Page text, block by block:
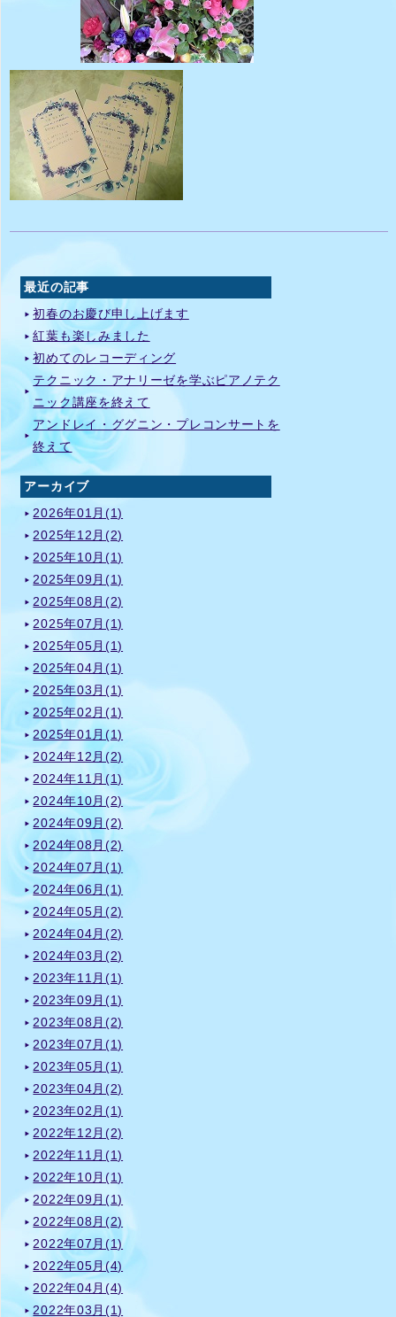
最近の記事
初春のお慶び申し上げます
紅葉も楽しみました
初めてのレコーディング
テクニック・アナリーゼを学ぶピアノテク
ニック講座を終えて
アンドレイ・ググニン・プレコンサートを
終えて
アーカイブ
2026年01月(1)
2025年12月(2)
2025年10月(1)
2025年09月(1)
2025年08月(2)
2025年07月(1)
2025年05月(1)
2025年04月(1)
2025年03月(1)
2025年02月(1)
2025年01月(1)
2024年12月(2)
2024年11月(1)
2024年10月(2)
2024年09月(2)
2024年08月(2)
2024年07月(1)
2024年06月(1)
2024年05月(2)
2024年04月(2)
2024年03月(2)
2023年11月(1)
2023年09月(1)
2023年08月(2)
2023年07月(1)
2023年05月(1)
2023年04月(2)
2023年02月(1)
2022年12月(2)
2022年11月(1)
2022年10月(1)
2022年09月(1)
2022年08月(2)
2022年07月(1)
2022年05月(4)
2022年04月(4)
2022年03月(1)